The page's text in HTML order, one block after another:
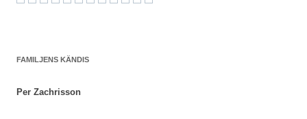
FAMILJENS KÄNDIS
Per Zachrisson